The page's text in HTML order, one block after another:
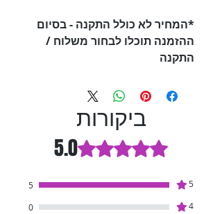
*המחיר לא כולל התקנה - בסיום
ההזמנה תוכלו לבחור משלוח /
התקנה
ביקורות
דירוג של 5 מתוך 5 כוכבים. 5.0
5
5
4
0